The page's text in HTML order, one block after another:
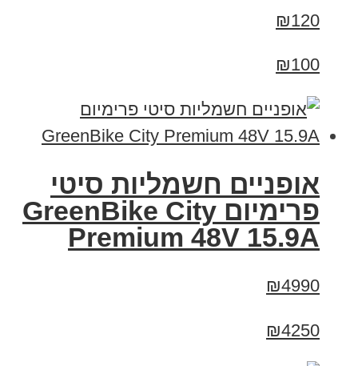
₪120
₪100
אופניים חשמליות סיטי
פרימיום GreenBike City
Premium 48V 15.9A
₪4990
₪4250